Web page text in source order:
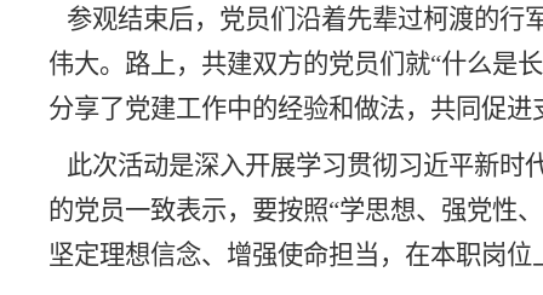
参观结束后，党员们沿着先辈过柯渡的行
伟大。路上，共建双方的党员们就“什么是
分享了党建工作中的经验和做法，共同促
此次活动是深入开展学习贯彻习近平新时
的党员一致表示，要按照“学思想、强党性
坚定理想信念、增强使命担当，在本职岗